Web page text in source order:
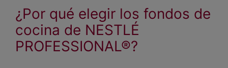
¿Por qué elegir los fondos de
cocina de NESTLÉ
PROFESSIONAL®?